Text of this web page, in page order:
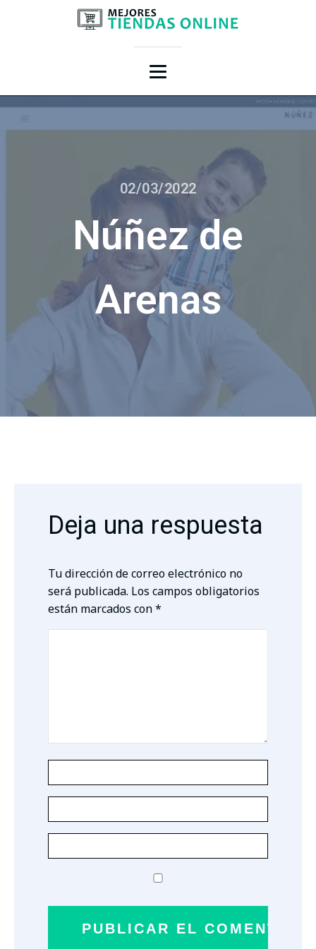
02/03/2022
Núñez de
Arenas
Deja una respuesta
Tu dirección de correo electrónico no
será publicada. Los campos obligatorios
están marcados con*